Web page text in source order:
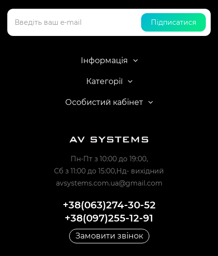
Підписатися
Інформація
Категорії
Особистий кабінет
Пн-Пт з 10:00 до 19:00,
Сб з 11:00 до 15:00,Нд- вихідний
avsystems.com.ua@gmail.com
+38(063)274-30-52
+38(097)255-12-91
Замовити звінок